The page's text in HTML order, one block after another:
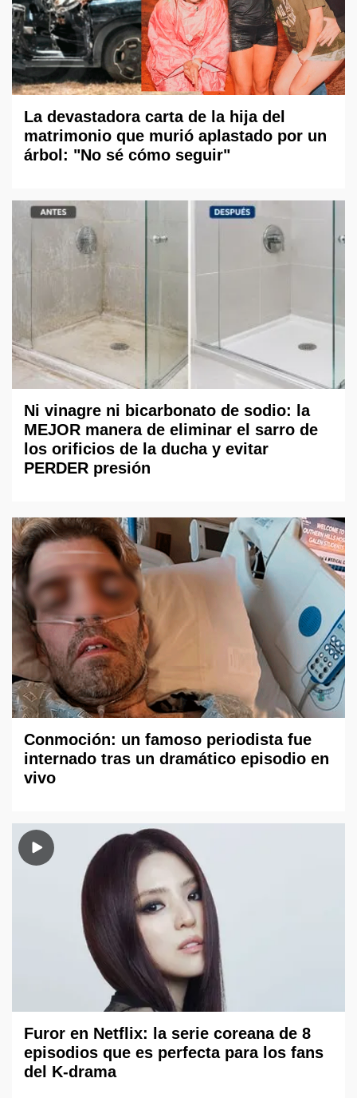
La devastadora carta de la hija del
matrimonio que murió aplastado por un
árbol: "No sé cómo seguir"
Ni vinagre ni bicarbonato de sodio: la
MEJOR manera de eliminar el sarro de
los orificios de la ducha y evitar
PERDER presión
Conmoción: un famoso periodista fue
internado tras un dramático episodio en
vivo
Furor en Netflix: la serie coreana de 8
episodios que es perfecta para los fans
del K-drama